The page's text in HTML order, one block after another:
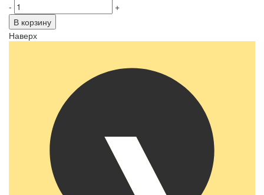
-
+
В корзину
Наверх